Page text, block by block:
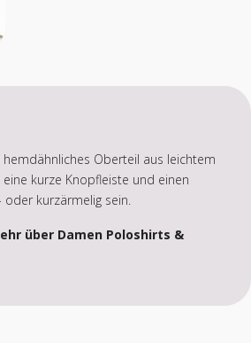
hemdähnliches Oberteil aus leichtem
kurze Knopfleiste und einen
oder kurzärmelig sein.
über Damen Poloshirts &